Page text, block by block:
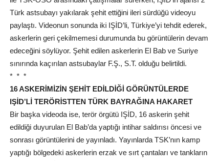
Türk astsubayı yakılarak şehit ettiğini ileri sürdüğü videoyu
paylaştı. Videonun sonunda iki IŞİD’li, Türkiye’yi tehdit ederek,
askerlerin geri çekilmemesi durumunda bu görüntülerin devam
edeceğini söylüyor. Şehit edilen askerlerin El Bab ve Suriye
sınırında kaçırılan astsubaylar F.Ş., S.T. olduğu belirtildi.
* * *
16 ASKERİMİZİN ŞEHİT EDİLDİĞİ GÖRÜNTÜLERDE
IŞİD’Lİ TERÖRİSTTEN TÜRK BAYRAĞINA HAKARET
Bir başka videoda ise, terör örgütü IŞİD, 16 askerin şehit
edildiği duyurulan El Bab’da yaptığı intihar saldırısı öncesi ve
sonrası görüntülerini de yayınladı. Yayınlarda TSK’nın kamp
yaptığı bölgedeki askerlerin erzak ve sırt çantaları ve tankların